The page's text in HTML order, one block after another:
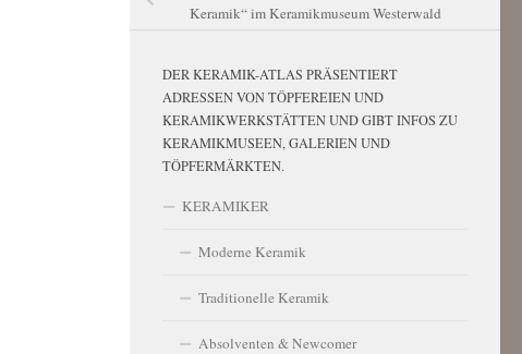
Keramik“ im Keramikmuseum Westerwald
DER KERAMIK-ATLAS PRÄSENTIERT
ADRESSEN VON TÖPFEREIEN UND
KERAMIKWERKSTÄTTEN UND GIBT INFOS ZU
KERAMIKMUSEEN, GALERIEN UND
TÖPFERMÄRKTEN.
KERAMIKER
Moderne Keramik
Traditionelle Keramik
Absolventen & Newcomer